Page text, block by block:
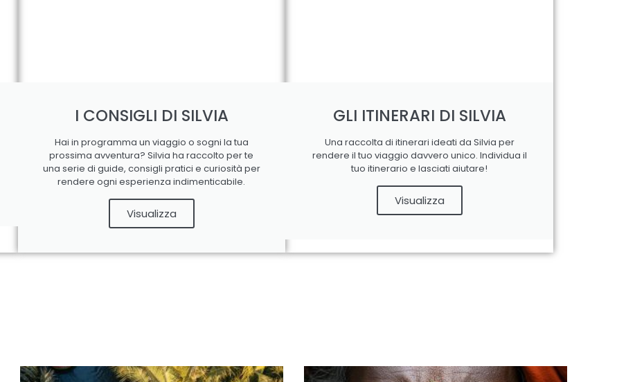
I CONSIGLI DI SILVIA
Hai in programma un viaggio o sogni la tua
prossima avventura? Silvia ha raccolto per te
una serie di guide, consigli pratici e curiosità per
rendere ogni esperienza indimenticabile.
Visualizza
GLI ITINERARI DI SILVIA
Una raccolta di itinerari ideati da Silvia per
rendere il tuo viaggio davvero unico. Individua il
tuo itinerario e lasciati aiutare!
Visualizza